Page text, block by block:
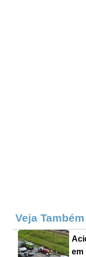
Veja Também
em